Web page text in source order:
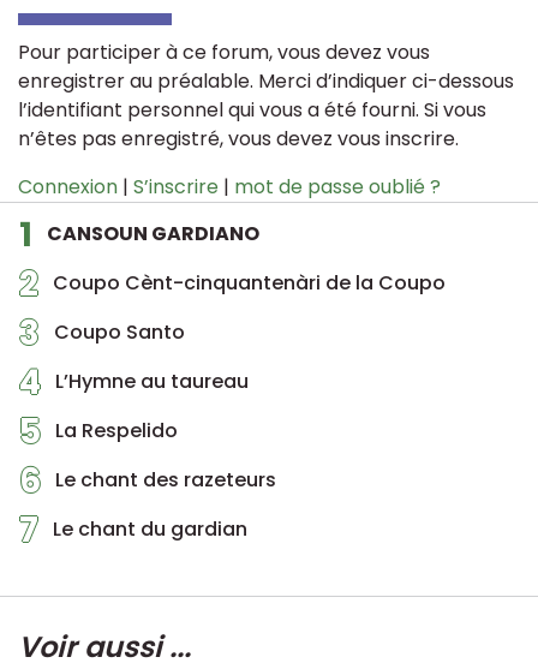
1 CANSOUN GARDIANO
2 Coupo Cènt-cinquantenàri de la Coupo
3 Coupo Santo
4 L’Hymne au taureau
5 La Respelido
6 Le chant des razeteurs
7 Le chant du gardian
Pour participer à ce forum, vous devez vous
enregistrer au préalable. Merci d’indiquer ci-dessous
l’identifiant personnel qui vous a été fourni. Si vous
n’êtes pas enregistré, vous devez vous inscrire.
Connexion | S’inscrire | mot de passe oublié ?
Voir aussi ...